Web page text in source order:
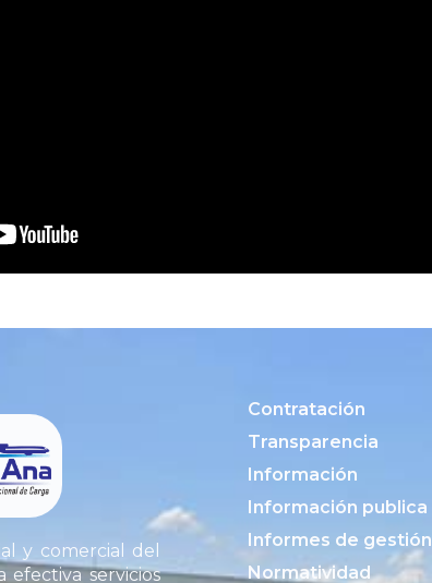
y comercial del
efectiva servicios
Contratación
Transparencia
Información
Información publica
Informes de gestión
Normatividad